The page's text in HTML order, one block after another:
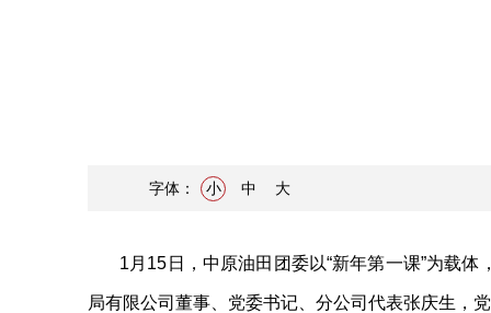
字体： 小 中 大
1月15日，中原油田团委以“新年第一课”为载体
局有限公司董事、党委书记、分公司代表张庆生，